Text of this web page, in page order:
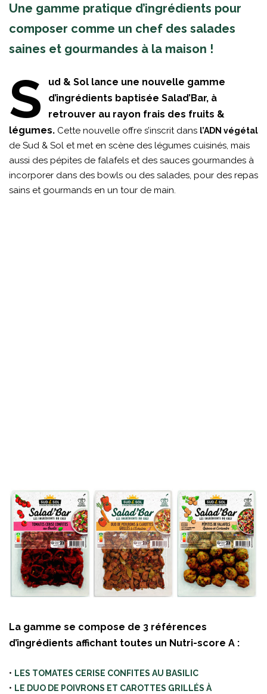
Une gamme pratique d’ingrédients pour
composer comme un chef des salades
saines et gourmandes à la maison !
S
ud & Sol lance une nouvelle gamme
d’ingrédients baptisée Salad’Bar, à
retrouver au rayon frais des fruits &
légumes. Cette nouvelle offre s’inscrit dans l’ADN végétal
de Sud & Sol et met en scène des légumes cuisinés, mais
aussi des pépites de falafels et des sauces gourmandes à
incorporer dans des bowls ou des salades, pour des repas
sains et gourmands en un tour de main.
La gamme se compose de 3 références
d’ingrédients affichant toutes un Nutri-score A :
• LES TOMATES CERISE CONFITES AU BASILIC
• LE DUO DE POIVRONS ET CAROTTES GRILLÉS À